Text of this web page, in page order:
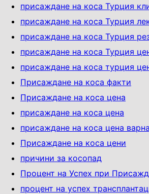
присаждане на коса Турция
присаждане на коса Турция
присаждане на коса Турция
присаждане на коса Турция
присаждане на коса турция
Присаждане на коса факти
Присаждане на коса ценa
присаждане на коса цена
присаждане на коса цена варна
Присаждане на коса цени
причини за косопад
Процент на Успех при
процент на успех